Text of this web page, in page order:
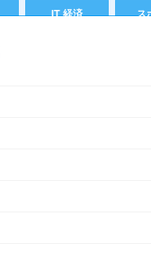
IT 経済 ス